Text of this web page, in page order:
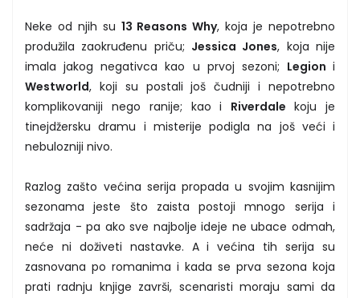
Neke od njih su 13 Reasons Why, koja je nepotrebno
produžila zaokruđenu priču; Jessica Jones, koja nije
imala jakog negativca kao u prvoj sezoni; Legion i
Westworld, koji su postali još čudniji i nepotrebno
komplikovaniji nego ranije; kao i Riverdalekoju je
tinejdžersku dramu i misterije podigla na još veći i
nebulozniji nivo.
Razlog zašto većina serija propada u svojim kasnijim
sezonama jeste što zaista postoji mnogo serija i
sadržaja - pa ako sve najbolje ideje ne ubace odmah,
neće ni doživeti nastavke. A i većina tih serija su
zasnovana po romanima i kada se prva sezona koja
prati radnju knjige završi, scenaristi moraju sami da